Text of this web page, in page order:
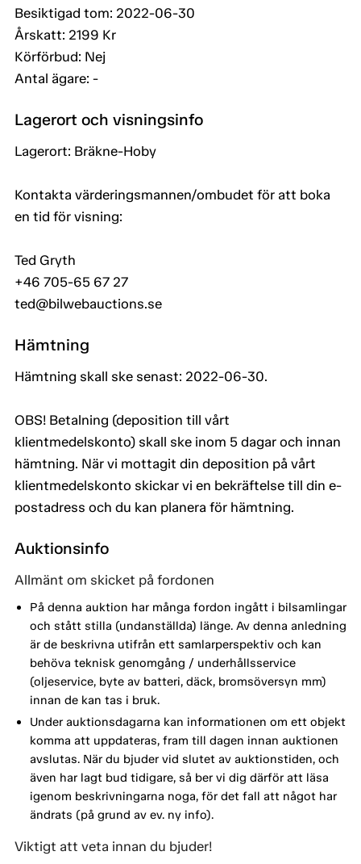
Besiktigad tom: 2022-06-30
Årskatt: 2199 Kr
Körförbud: Nej
Antal ägare: -
Lagerort och visningsinfo
Lagerort: Bräkne-Hoby
Kontakta värderingsmannen/ombudet för att boka
en tid för visning:
Ted Gryth
+46 705-65 67 27
ted@bilwebauctions.se
Hämtning
Hämtning skall ske senast: 2022-06-30.
OBS! Betalning (deposition till vårt
klientmedelskonto) skall ske inom 5 dagar och innan
hämtning. När vi mottagit din deposition på vårt
klientmedelskonto skickar vi en bekräftelse till din e-
postadress och du kan planera för hämtning.
Auktionsinfo
Allmänt om skicket på fordonen
På denna auktion har många fordon ingått i bilsamlingar
och stått stilla (undanställda) länge. Av denna anledning
är de beskrivna utifrån ett samlarperspektiv och kan
behöva teknisk genomgång / underhållsservice
(oljeservice, byte av batteri, däck, bromsöversyn mm)
innan de kan tas i bruk.
Under auktionsdagarna kan informationen om ett objekt
komma att uppdateras, fram till dagen innan auktionen
avslutas. När du bjuder vid slutet av auktionstiden, och
även har lagt bud tidigare, så ber vi dig därför att läsa
igenom beskrivningarna noga, för det fall att något har
ändrats (på grund av ev. ny info).
Viktigt att veta innan du bjuder!